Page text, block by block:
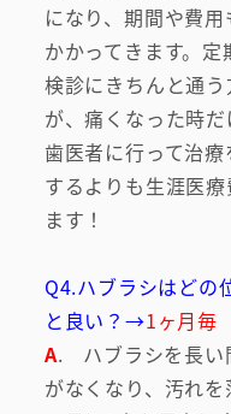
になり、期間や費用
かかってきます。定
検診にきちんと通う
が、痛くなった時だ
歯医者に行って治療
するよりも生涯医
ます！
Q4.ハブラシはどの
と良い？→1ヶ月毎
A. ハブラシを長い
がなくなり、汚れ